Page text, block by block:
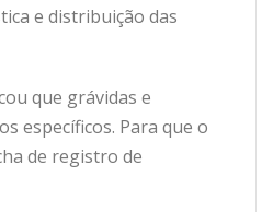
e distribuição das
que grávidas e
específicos. Para que o
de registro de